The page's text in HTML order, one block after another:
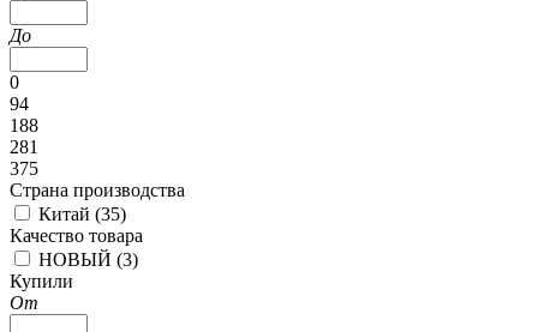
До
0
94
188
281
375
Страна производства
Китай (35)
Качество товара
НОВЫЙ (3)
Купили
От